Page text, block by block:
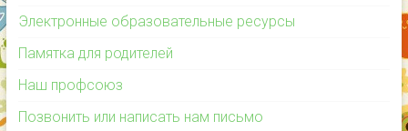
Электронные образовательные ресурсы
Памятка для родителей
Наш профсоюз
Позвонить или написать нам письмо